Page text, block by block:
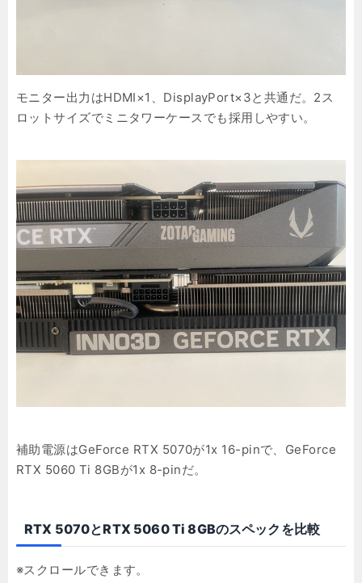
モニター出力はHDMI×1、DisplayPort×3と共通だ。2ス
ロットサイズでミニタワーケースでも採用しやすい。
補助電源はGeForce RTX 5070が1x 16-pinで、GeForce
RTX 5060 Ti 8GBが1x 8-pinだ。
RTX 5070とRTX 5060 Ti 8GBのスペックを比較